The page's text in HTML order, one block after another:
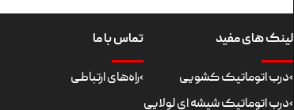
لینک های مفید
›درب اتوماتیک کشویی
›درب اتوماتیک شیشه ای لولایی
تماس با ما
›راه‌های ارتباطی